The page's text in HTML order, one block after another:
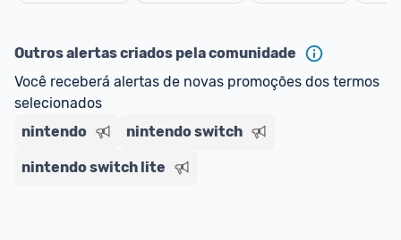
E lembre-se: você sempre pode contar ajuda da
comunidade para tirar dúvidas ou acionar os
nossos Admins marcando
comentário ou através do Fale com o Promobit.
Outros alertas criados pela comunidade
Você receberá alertas de novas promoções dos termos
selecionados
nintendo
nintendo switch
nintendo switch lite